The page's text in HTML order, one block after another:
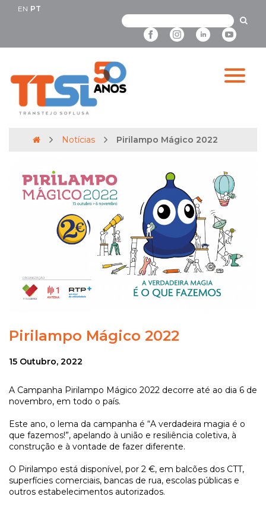
EN PT
Notícias Pirilampo Mágico 2022
Pirilampo Mágico 2022
15 Outubro, 2022
A Campanha Pirilampo Mágico 2022 decorre até ao dia 6 de
novembro, em todo o país.
Este ano, o lema da campanha é “A verdadeira magia é o
que fazemos!”, apelando à união e resiliência coletiva, à
construção e à vontade de fazer diferente.
O Pirilampo está disponível, por 2 €, em balcões dos CTT,
superfícies comerciais, bancas de rua, escolas públicas e
outros estabelecimentos autorizados.